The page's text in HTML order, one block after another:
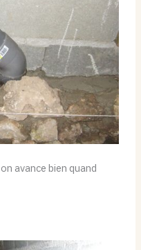
avance bien quand